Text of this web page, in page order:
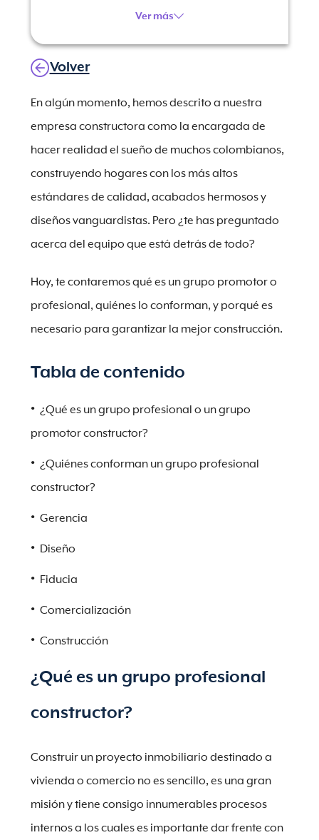
Ver más
Volver
En algún momento, hemos descrito a nuestra
empresa constructora como la encargada de
hacer realidad el sueño de muchos colombianos,
construyendo hogares con los más altos
estándares de calidad, acabados hermosos y
diseños vanguardistas. Pero ¿te has preguntado
acerca del equipo que está detrás de todo?
Hoy, te contaremos qué es un grupo promotor o
profesional, quiénes lo conforman, y porqué es
necesario para garantizar la mejor construcción.
Tabla de contenido
¿Qué es un grupo profesional o un grupo
promotor constructor?
¿Quiénes conforman un grupo profesional
constructor?
Gerencia
Diseño
Fiducia
Comercialización
Construcción
¿Qué es un grupo profesional
constructor?
Construir un proyecto inmobiliario destinado a
vivienda o comercio no es sencillo, es una gran
misión y tiene consigo innumerables procesos
internos a los cuales es importante dar frente con